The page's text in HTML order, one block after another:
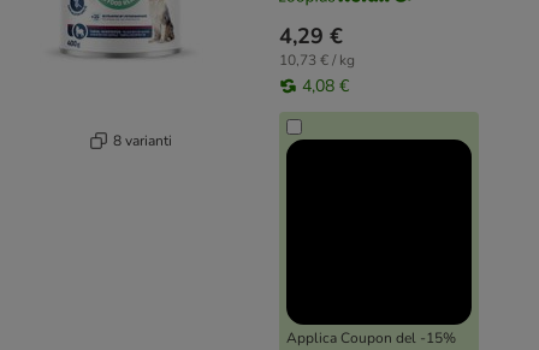
8 varianti
4,29 €
10,73 € / kg
4,08 €
Applica Coupon del -15%